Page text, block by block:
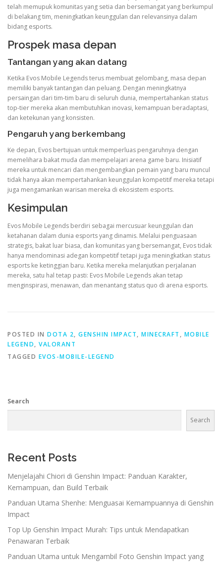
telah memupuk komunitas yang setia dan bersemangat yang berkumpul
di belakang tim, meningkatkan keunggulan dan relevansinya dalam
bidang esports.
Prospek masa depan
Tantangan yang akan datang
Ketika Evos Mobile Legends terus membuat gelombang, masa depan
memiliki banyak tantangan dan peluang. Dengan meningkatnya
persaingan dari tim-tim baru di seluruh dunia, mempertahankan status
top-tier mereka akan membutuhkan inovasi, kemampuan beradaptasi,
dan ketekunan yang konsisten.
Pengaruh yang berkembang
Ke depan, Evos bertujuan untuk memperluas pengaruhnya dengan
memelihara bakat muda dan mempelajari arena game baru. Inisiatif
mereka untuk mencari dan mengembangkan pemain yang baru muncul
tidak hanya akan mempertahankan keunggulan kompetitif mereka tetapi
juga mengamankan warisan mereka di ekosistem esports.
Kesimpulan
Evos Mobile Legends berdiri sebagai mercusuar keunggulan dan
ketahanan dalam dunia esports yang dinamis. Melalui penguasaan
strategis, bakat luar biasa, dan komunitas yang bersemangat, Evos tidak
hanya mendominasi adegan kompetitif tetapi juga meningkatkan status
esports ke ketinggian baru. Ketika mereka melanjutkan perjalanan
mereka, satu hal tetap pasti: Evos Mobile Legends akan tetap
menginspirasi, menawan, dan menantang status quo di arena esports.
POSTED IN DOTA 2, GENSHIN IMPACT, MINECRAFT , MOBILE
LEGEND, VALORANT
TAGGED EVOS-MOBILE-LEGEND
Search
Search
Recent Posts
Menjelajahi Chiori di Genshin Impact: Panduan Karakter,
Kemampuan, dan Build Terbaik
Panduan Utama Shenhe: Menguasai Kemampuannya di Genshin
Impact
Top Up Genshin Impact Murah: Tips untuk Mendapatkan
Penawaran Terbaik
Panduan Utama untuk Mengambil Foto Genshin Impact yang